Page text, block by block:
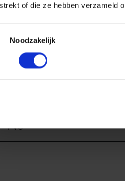
of die ze hebben verzameld
Noodzakelijk
PE26/G
TREP-S/EL
G - grijs
PVC